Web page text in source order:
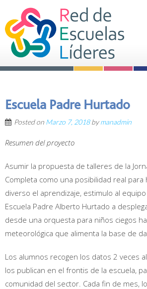
Escuela Padre Hurtado
Posted on Marzo 7, 2018bymanadmin
Resumen del proyecto
Asumir la propuesta de talleres de la
Completa como una posibilidad real para
diverso el aprendizaje, estimulo al
Escuela Padre Alberto Hurtado a
desde una orquesta para niños ciegos
meteorológica que alimenta la base de
Los alumnos recogen los datos 2 veces
los publican en el frontis de la escuela,
comunidad del sector. Cada fin de mes,